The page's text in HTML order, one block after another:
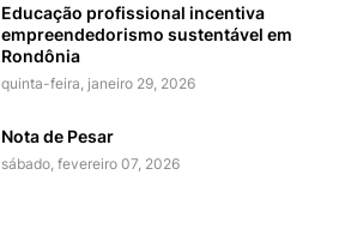
Educação profissional incentiva
empreendedorismo sustentável em
Rondônia
quinta-feira, janeiro 29, 2026
Nota de Pesar
sábado, fevereiro 07, 2026